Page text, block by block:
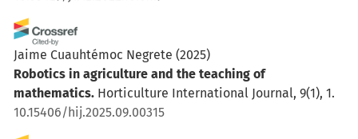
Jaime Cuauhtémoc Negrete (2025)
Robotics in agriculture and the teaching of
mathematics. Horticulture International Journal, 9(1), 1.
10.15406/hij.2025.09.00315